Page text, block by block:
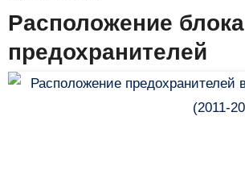
Расположение блока
предохранителей